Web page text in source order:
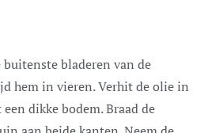
bladeren van de
hem in vieren. Verhit de olie in
dikke bodem. Braad de